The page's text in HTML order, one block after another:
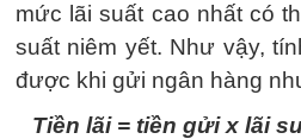
mức lãi suất cao nhất có
suất niêm yết. Như vậy,
được khi gửi ngân hàng
Tiền lãi = tiền gửi x lãi